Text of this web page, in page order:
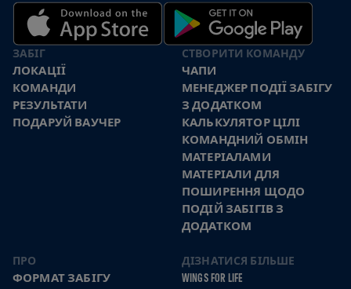
ЗАБІГ
ЛОКАЦІЇ
КОМАНДИ
РЕЗУЛЬТАТИ
ПОДАРУЙ ВАУЧЕР
СТВОРИТИ КОМАНДУ
ЧАПИ
МЕНЕДЖЕР ПОДІЇ ЗАБІГУ
З ДОДАТКОМ
КАЛЬКУЛЯТОР ЦІЛІ
КОМАНДНИЙ ОБМІН
МАТЕРІАЛАМИ
МАТЕРІАЛИ ДЛЯ
ПОШИРЕННЯ ЩОДО
ПОДІЙ ЗАБІГІВ З
ДОДАТКОМ
ПРО
ФОРМАТ ЗАБІГУ
ДІЗНАТИСЯ БІЛЬШЕ
WINGS FOR LIFE